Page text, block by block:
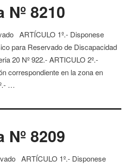
Nº 8210
ARTÍCULO 1º.- Disponese
para Reservado de Discapacidad
20 Nº 922.- ARTICULO 2º.-
correspondiente en la zona en
…
Nº 8209
ARTÍCULO 1º.- Disponese